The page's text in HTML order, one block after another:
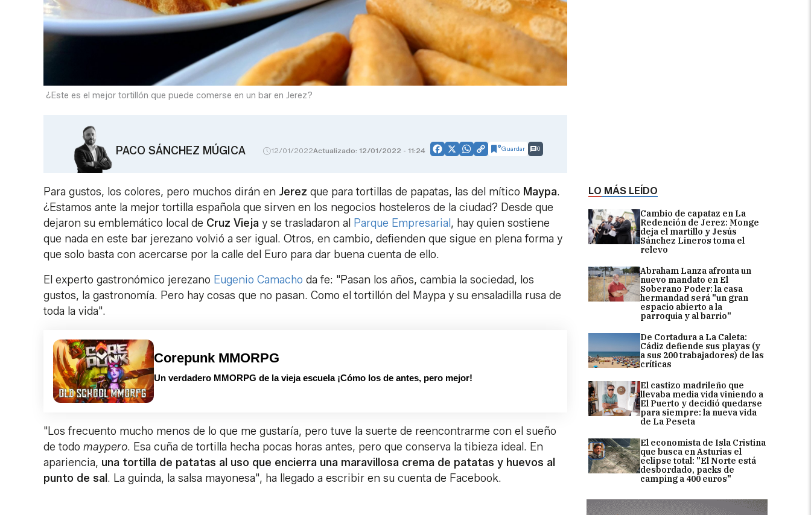
LO MÁS LEÍDO
Cambio de capataz en La
Redención de Jerez: Monge
deja el martillo y Jesús
Sánchez Lineros toma el
relevo
Abraham Lanza afronta un
nuevo mandato en El
Soberano Poder: la casa
hermandad será "un gran
espacio abierto a la
parroquia y al barrio"
De Cortadura a La Caleta:
Cádiz defiende sus playas (y
a sus 200 trabajadores) de las
críticas
El castizo madrileño que
llevaba media vida viniendo a
El Puerto y decidió quedarse
para siempre: la nueva vida
de La Peseta
El economista de Isla Cristina
que busca en Asturias el
eclipse total: "El Norte está
desbordado, packs de
camping a 400 euros"
¿Este es el mejor tortillón que puede comerse en un bar en Jerez?
PACO SÁNCHEZ MÚGICA 12/01/2022Actualizado: 12/01/2022 - 11:24 Facebook
X WhatsApp
CopyGuardar 0
Para gustos, los colores, pero muchos dirán en Jerez que para tortillas de papatas, las del mítico Maypa.
¿Estamos ante la mejor tortilla española que sirven en los negocios hosteleros de la ciudad? Desde que
dejaron su emblemático local de Cruz Vieja y se trasladaron al Parque Empresarial , hay quien sostiene
que nada en este bar jerezano volvió a ser igual. Otros, en cambio, defienden que sigue en plena forma y
que solo basta con acercarse por la calle del Euro para dar buena cuenta de ello.
El experto gastronómico jerezano Eugenio Camacho da fe: "Pasan los años, cambia la sociedad, los
gustos, la gastronomía. Pero hay cosas que no pasan. Como el tortillón del Maypa y su ensaladilla rusa de
toda la vida".
Corepunk MMORPG
Un verdadero MMORPG de la vieja escuela ¡Cómo los de antes, pero mejor!
"Los frecuento mucho menos de lo que me gustaría, pero tuve la suerte de reencontrarme con el sueño
de todo maypero. Esa cuña de tortilla hecha pocas horas antes, pero que conserva la tibieza ideal. En
apariencia, una tortilla de patatas al uso que encierra una maravillosa crema de patatas y huevos al
punto de sal . La guinda, la salsa mayonesa", ha llegado a escribir en su cuenta de Facebook.